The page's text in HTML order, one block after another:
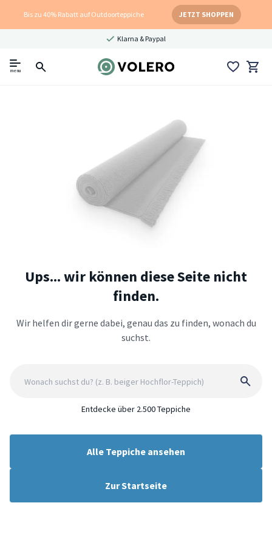
Bis zu 40% Rabatt auf Outdoorteppiche JETZT SHOPPEN
Klarna & Paypal
menu
Ups... wir können diese Seite nicht
finden.
Wir helfen dir gerne dabei, genau das zu finden, wonach du
suchst.
Entdecke über 2.500 Teppiche
Alle Teppiche ansehen
Zur Startseite